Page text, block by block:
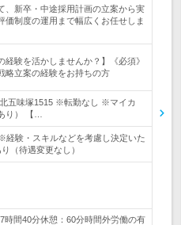
、新卒・中途採用計画の立案から実
価制度の運用まで幅広くお任せしま
経験を活かしませんか？】《必須》
略立案の経験をお持ちの方
五味塚1515 ※転勤なし ※マイカ
り） 【…
経験・スキルなどを考慮し決定いた
（待遇変更なし）
時間40分休憩：60分時間外労働の有